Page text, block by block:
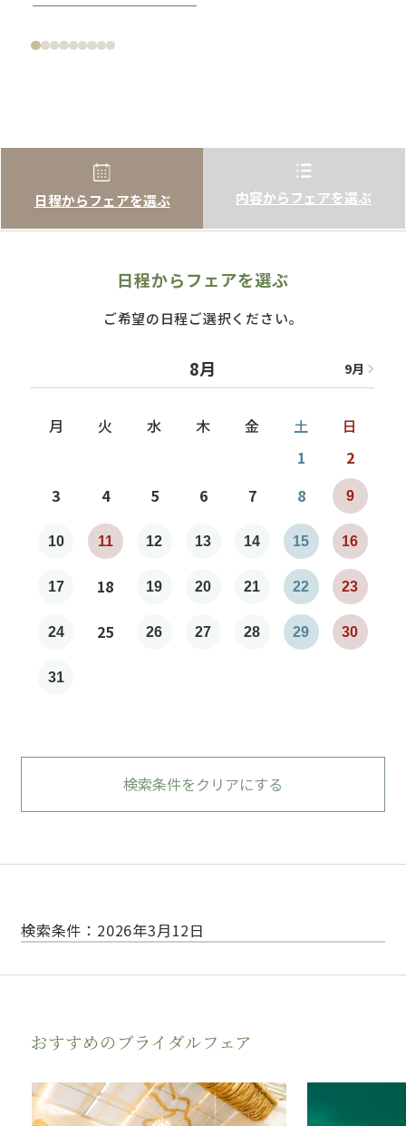
日程からフェアを選ぶ 内容からフェアを選ぶ
日程からフェアを選ぶ
ご希望の日程ご選択ください。
8月
月 火 水 木 金 土
日
1
2
3
4 5 6 7 8 9
10 11 12 13 14 15 16
17 18 19 20 21 22 23
24 25 26 27 28 29 30
31
9月
検索条件をクリアにする
検索条件：2026年3月12日
おすすめのブライダルフェア